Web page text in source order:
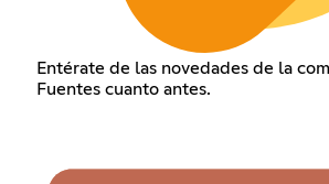
Entérate de las novedades de la
Fuentes cuanto antes.